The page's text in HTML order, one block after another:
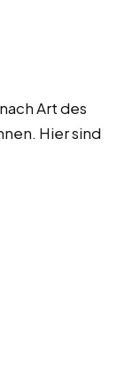
Art des
Hier sind